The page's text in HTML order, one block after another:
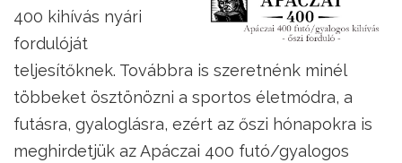
400 kihívás nyári
fordulóját
teljesítőknek. Továbbra is szeretnénk minél
többeket ösztönözni a sportos életmódra, a
futásra, gyaloglásra, ezért az őszi hónapokra is
meghirdetjük az Apáczai 400 futó/gyalogos